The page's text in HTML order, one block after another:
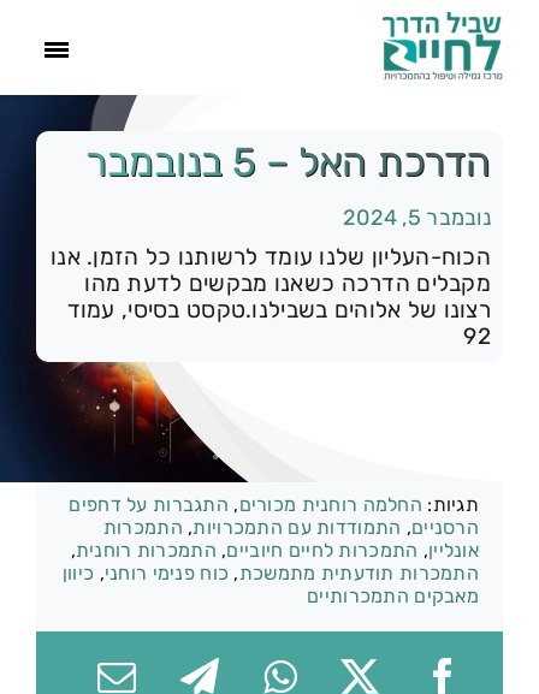
הסיפור שלנו
התמכרויות
צור קשר
074-7361656
הדרכת האל – 5 בנובמבר
נובמבר 5, 2024
הכוח-העליון שלנו עומד לרשותנו כל הזמן. אנו
מקבלים הדרכה כשאנו מבקשים לדעת מהו
רצונו של אלוהים בשבילנו.טקסט בסיסי, עמוד
92
תגיות: החלמה רוחנית מכורים, התגברות על דחפים
הרסניים, התמודדות עם התמכרויות, התמכרות
אונליין, התמכרות לחיים חיוביים, התמכרות רוחנית,
התמכרות תודעתית מתמשכת, כוח פנימי רוחני, כיוון
מאבקים התמכרותיים